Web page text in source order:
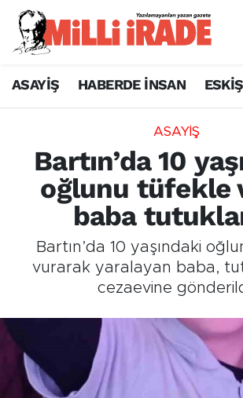
ASAYİŞ HABERDE İNSAN
ASAYİŞ
Bartın’da 10
oğlunu tüfekle
baba
Bartın’da 10 yaşındaki
vurarak yaralayan baba,
cezaevine